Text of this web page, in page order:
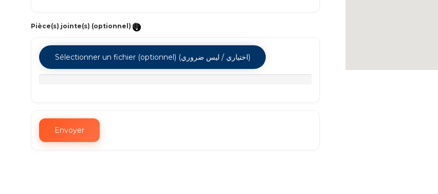
Pièce(s) jointe(s) (optionnel)
Sélectionner un fichier (optionnel) (اختياري / ليس ضروري)